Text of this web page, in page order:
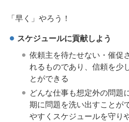
「早く」やろう！
スケジュールに貢献しよう
依頼主を待たせない・催促
れるものであり、信頼を少
とができる
どんな仕事も想定外の問題
期に問題を洗い出すことが
やすくスケジュールを守り